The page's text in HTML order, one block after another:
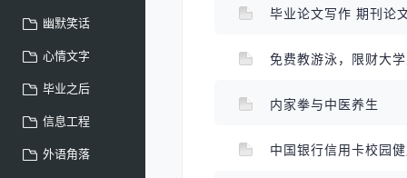
幽默笑话
心情文字
毕业之后
信息工程
外语角落
毕业论文写作 期刊论
免费教游泳，限财大
内家拳与中医养生